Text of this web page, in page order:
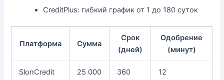
CreditPlus: гибкий график от 1 до 180 суток
Платформа Сумма
Срок
(дней)
Одобрение
(минут)
SlonCredit 25 000 360 12